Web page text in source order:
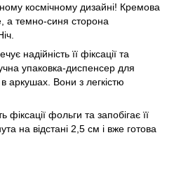
космічному дизайні! Кремова
а темно-синя сторона
надійність її фіксації та
упаковка-диспенсер для
аркушах. Вони з легкістю
фіксації фольги та запобігає її
на відстані 2,5 см і вже готова